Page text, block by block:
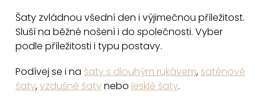
p
i
s
u
Šaty zvládnou všední den i výjimečnou příležitost.
Sluší na běžné nošení i do společnosti. Vyber
podle příležitosti i typu postavy.
Podívej se i na šaty s dlouhým rukávem, saténové
šaty,vzdušné šatynebo lesklé šaty.